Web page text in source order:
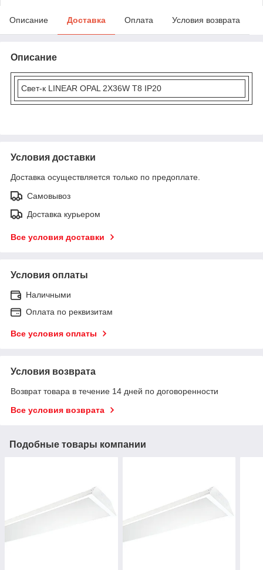
Описание Доставка Оплата Условия возврата
Описание
Свет-к LINEAR OPAL 2X36W T8 IP20
Условия доставки
Доставка осуществляется только по предоплате.
Самовывоз
Доставка курьером
Все условия доставки
Условия оплаты
Наличными
Оплата по реквизитам
Все условия оплаты
Условия возврата
Возврат товара в течение 14 дней по договоренности
Все условия возврата
Подобные товары компании